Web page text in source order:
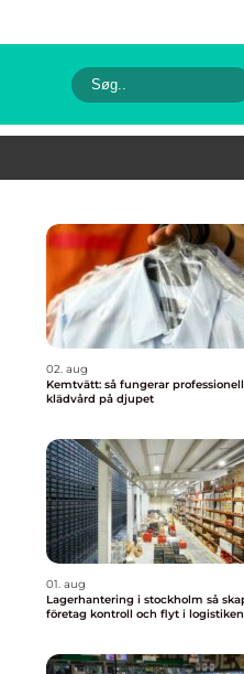
02. aug
Kemtvätt: så fungerar professionell
klädvård på djupet
01. aug
Lagerhantering i stockholm så skapar
företag kontroll och flyt i logistiken